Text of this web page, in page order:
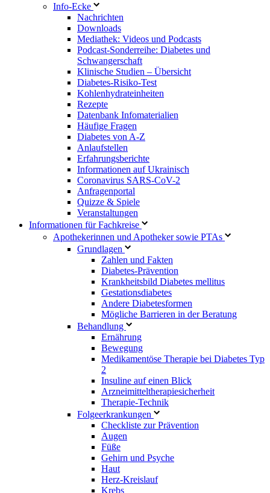
Info-Ecke
Nachrichten
Downloads
Mediathek: Videos und Podcasts
Podcast-Sonderreihe: Diabetes und
Schwangerschaft
Klinische Studien – Übersicht
Diabetes-Risiko-Test
Kohlenhydrateinheiten
Rezepte
Datenbank Infomaterialien
Häufige Fragen
Diabetes von A-Z
Anlaufstellen
Erfahrungsberichte
Informationen auf Ukrainisch
Coronavirus SARS-CoV-2
Anfragenportal
Quizze & Spiele
Veranstaltungen
Informationen für Fachkreise
Apothekerinnen und Apotheker sowie PTAs
Grundlagen
Zahlen und Fakten
Diabetes-Prävention
Krankheitsbild Diabetes mellitus
Gestationsdiabetes
Andere Diabetesformen
Mögliche Barrieren in der Beratung
Behandlung
Ernährung
Bewegung
Medikamentöse Therapie bei Diabetes Typ
2
Insuline auf einen Blick
Arzneimitteltherapie­sicherheit
Therapie-Technik
Fol­ge­er­kran­kun­gen
Checkliste zur Prävention
Augen
Füße
Gehirn und Psyche
Haut
Herz-Kreislauf
Krebs